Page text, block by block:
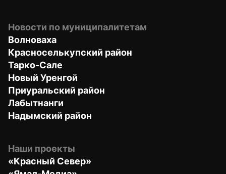
Новости по муниципалитетам
Волноваха
Красноселькупский район
Тарко-Сале
Новый Уренгой
Приуральский район
Лабытнанги
Надымский район
Наши проекты
«Красный Север»